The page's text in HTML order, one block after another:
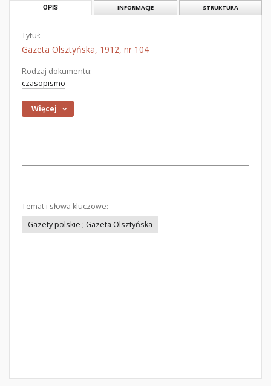
OPIS INFORMACJE STRUKTURA
Tytuł:
Gazeta Olsztyńska, 1912, nr 104
Rodzaj dokumentu:
czasopismo
Więcej
Temat i słowa kluczowe:
Gazety polskie ; Gazeta Olsztyńska